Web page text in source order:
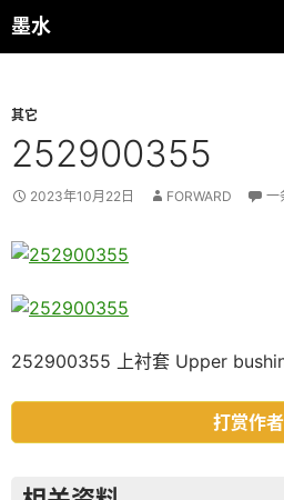
跳
至
墨水
搜
索
其它
252900355
2023年10月22日 FORWARD 一
252900355 上衬套 Upper
打赏作者